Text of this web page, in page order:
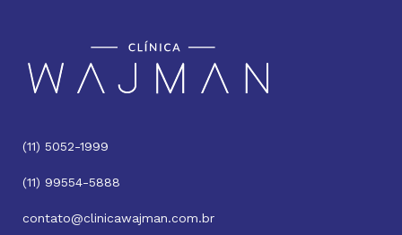
(11) 5052-1999
(11) 99554-5888
contato@clinicawajman.com.br